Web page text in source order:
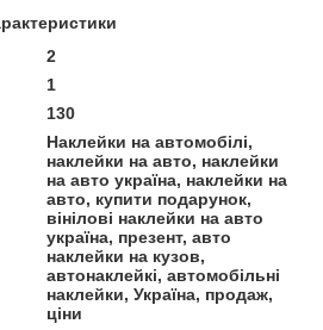
2
1
130
Наклейки на автомобілі,
наклейки на авто, наклейки
на авто україна, наклейки на
авто, купити подарунок,
вінілові наклейки на авто
україна, презент, авто
наклейки на кузов,
автонаклейкі, автомобільні
наклейки, Україна, продаж,
ціни